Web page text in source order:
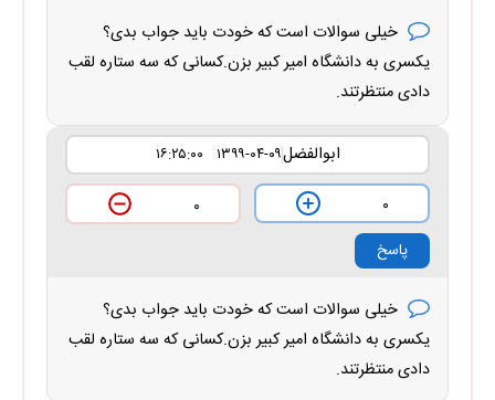
خیلی سوالات است که خودت باید جواب بدی؟
یکسری به دانشگاه امیر کبیر بزن.کسانی که سه ستاره لقب
دادی منتظرتند.
ابوالفضل۱۳۹۹-۰۴-۰۹ ۱۶:۲۵:۰۰
۰
۰
پاسخ
خیلی سوالات است که خودت باید جواب بدی؟
یکسری به دانشگاه امیر کبیر بزن.کسانی که سه ستاره لقب
دادی منتظرتند.